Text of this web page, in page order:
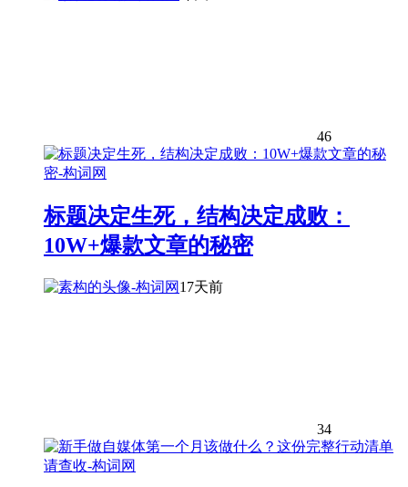
46
标题决定生死，结构决定成败：
10W+爆款文章的秘密
17天前
34